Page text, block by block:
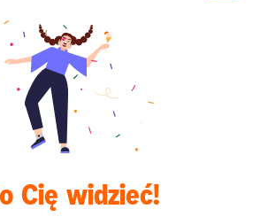
Starszy Menedżer ds. Dystrybucji
Sadowski
Następny artykuł
Cię widzieć!